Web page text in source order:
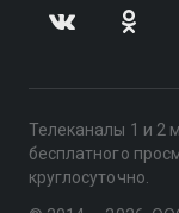
Телеканалы 1 и 2
бесплатного
круглосуточно.